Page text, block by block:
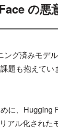
の悪
ング済みモデ
題も抱えてい
に、Hugging
アル化され